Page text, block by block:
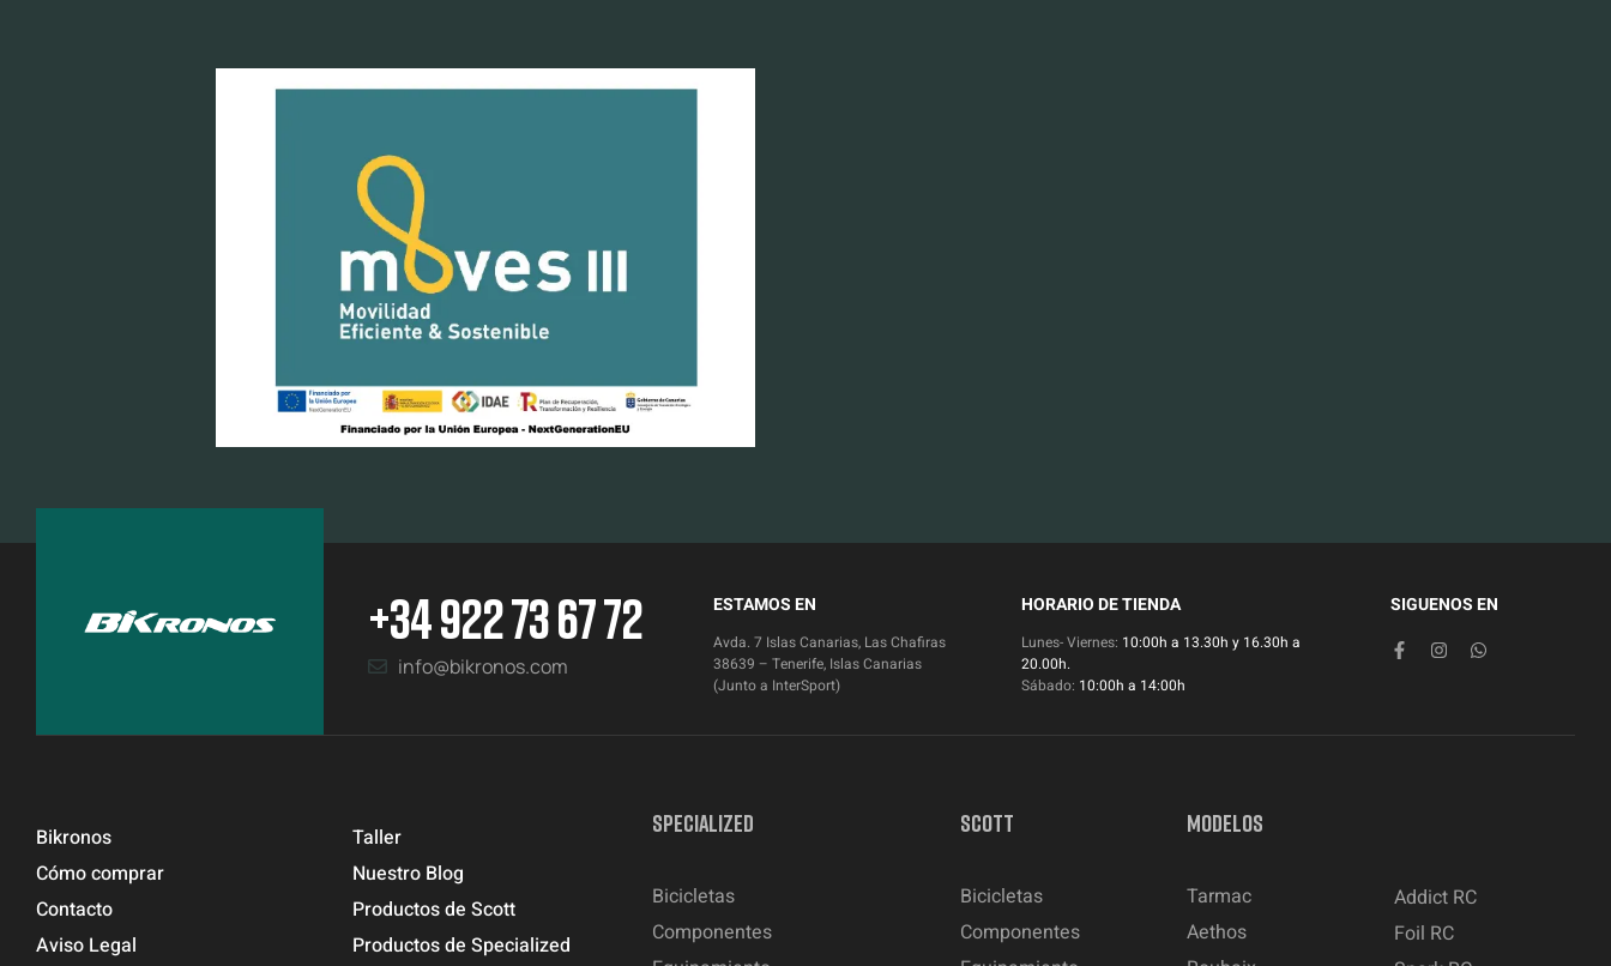
+34 922 73 67 72
info@bikronos.com
ESTAMOS EN
Avda. 7 Islas Canarias, Las Chafiras
38639 – Tenerife, Islas Canarias
(Junto a InterSport)
HORARIO DE TIENDA
Lunes- Viernes: 10:00h a 13.30h y 16.30h a
20.00h.
Sábado: 10:00h a 14:00h
SIGUENOS EN
Bikronos
Cómo comprar
Contacto
Aviso Legal
Taller
Nuestro Blog
Productos de Scott
Productos de Specialized
SPECIALIZED
Bicicletas
Componentes
SCOTT
Bicicletas
Componentes
MODELOS
Tarmac
Aethos
Addict RC
Foil RC